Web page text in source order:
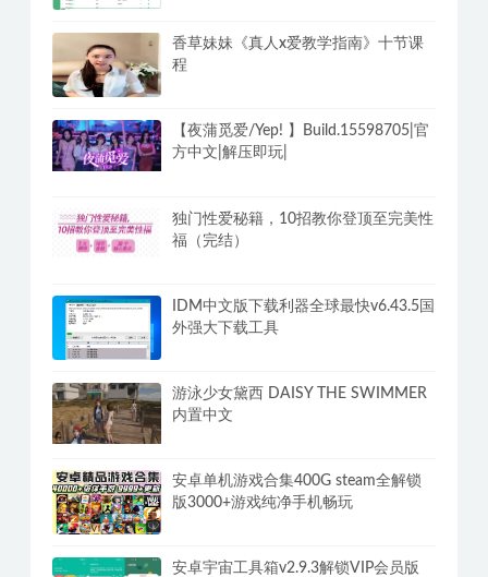
香草妹妹《真人x爱教学指南》十节课
程
【夜蒲觅爱/Yep! 】Build.15598705|官
方中文|解压即玩|
独门性爱秘籍，10招教你登顶至完美性
福（完结）
IDM中文版下载利器全球最快v6.43.5国
外强大下载工具
游泳少女黛西 DAISY THE SWIMMER
内置中文
安卓单机游戏合集400G steam全解锁
版3000+游戏纯净手机畅玩
安卓宇宙工具箱v2.9.3解锁VIP会员版